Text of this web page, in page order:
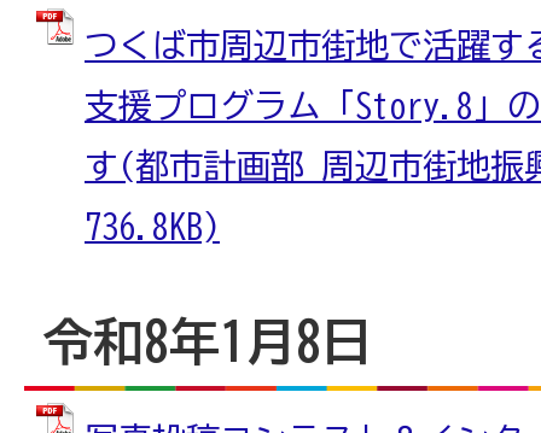
つくば市周辺市街地で活躍す
支援プログラム「Story.8」
す(都市計画部 周辺市街地振
736.8KB)
令和8年1月8日